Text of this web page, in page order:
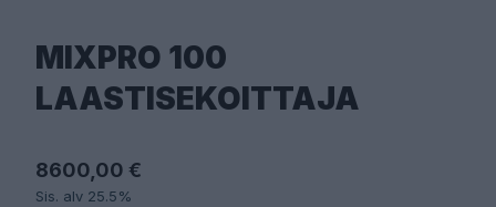
MIXPRO 100
LAASTISEKOITTAJA
8600,00 €
Sis. alv 25.5%